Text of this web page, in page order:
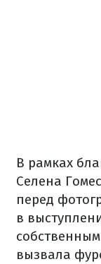
В рамках
Селена
перед
в
вызвала